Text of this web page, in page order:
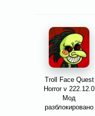
Troll Face Quest
Horror v 222.12.0
Мод
разблокировано